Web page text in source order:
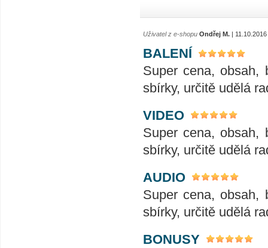
Uživatel z e-shopu Ondřej M. |
BALENÍ
Super cena, obsah,
sbírky, určitě udělá
VIDEO
Super cena, obsah,
sbírky, určitě udělá
AUDIO
Super cena, obsah,
sbírky, určitě udělá
BONUSY